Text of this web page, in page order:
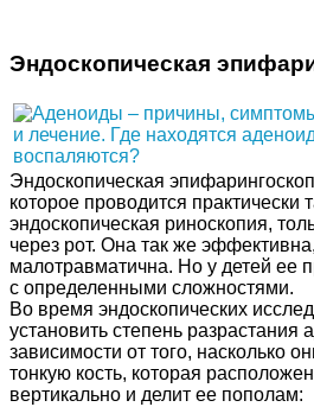
Эндоскопическая
Эндоскопическая
которое проводится практически
эндоскопическая риноскопия,
через рот. Она так же
малотравматична. Но у детей ее
с определенными сложностями.
Во время эндоскопических
установить степень разрастания
зависимости от того, насколько
тонкую кость, которая
вертикально и делит ее пополам: